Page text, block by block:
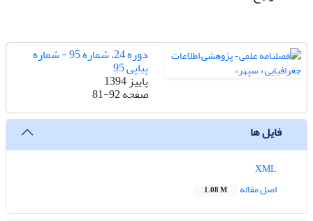
دوره 24، شماره 95 - شماره
پیاپی 95
پاییز 1394
صفحه81-92
فایل ها
اصل مقاله
1.08 M